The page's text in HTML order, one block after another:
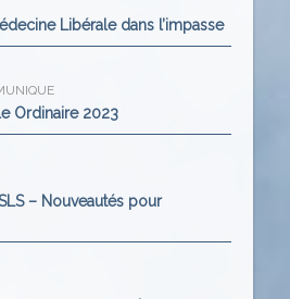
Libérale dans l’impasse
Ordinaire 2023
– Nouveautés pour